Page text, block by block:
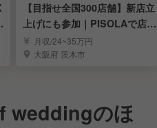
【目指せ全国300店舗】新店立
上げにも参加｜PISOLAで店長
候補募集！
月収/24~35万円
大阪府 茨木市
weddingのほ